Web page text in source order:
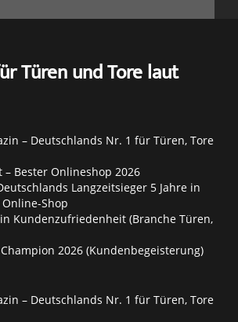
Türen und Tore laut
– Deutschlands Nr. 1 für Türen, Tore
– Bester Onlineshop 2026
Langzeitsieger 5 Jahre in
Shop
in Kundenzufriedenheit (Branche Türen,
Champion 2026 (Kundenbegeisterung)
– Deutschlands Nr. 1 für Türen, Tore